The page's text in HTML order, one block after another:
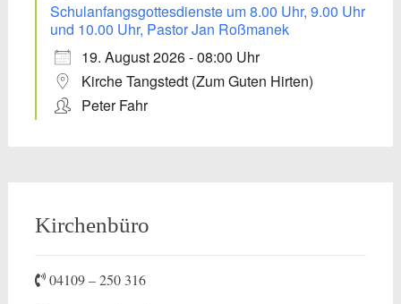
Schulanfangsgottesdienste um 8.00 Uhr, 9.00 Uhr
und 10.00 Uhr, Pastor Jan Roßmanek
19. August 2026 - 08:00 Uhr
Kirche Tangstedt (Zum Guten Hirten)
Peter Fahr
Kirchenbüro
04109 – 250 316